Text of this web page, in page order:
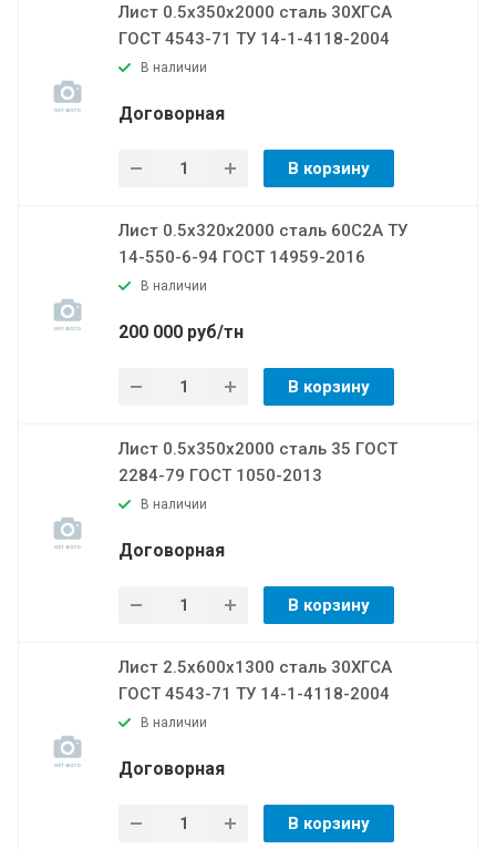
Лист 0.5х350х2000 сталь 30ХГСА
ГОСТ 4543-71 ТУ 14-1-4118-2004
В наличии
Договорная
В корзину
Лист 0.5х320х2000 сталь 60С2А ТУ
14-550-6-94 ГОСТ 14959-2016
В наличии
200 000 руб/тн
В корзину
Лист 0.5х350х2000 сталь 35 ГОСТ
2284-79 ГОСТ 1050-2013
В наличии
Договорная
В корзину
Лист 2.5х600х1300 сталь 30ХГСА
ГОСТ 4543-71 ТУ 14-1-4118-2004
В наличии
Договорная
В корзину